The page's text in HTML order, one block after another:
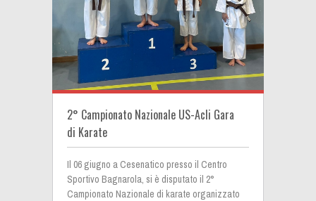
2° Campionato Nazionale US-Acli Gara
di Karate
Il 06 giugno a Cesenatico presso il Centro
Sportivo Bagnarola, si è disputato il 2°
Campionato Nazionale di karate organizzato